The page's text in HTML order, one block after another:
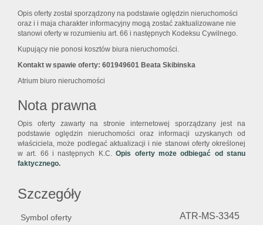
Opis oferty został sporządzony na podstawie oględzin nieruchomości
oraz i i maja charakter informacyjny mogą zostać zaktualizowane nie
stanowi oferty w rozumieniu art. 66 i następnych Kodeksu Cywilnego.
Kupujący nie ponosi kosztów biura nieruchomości.
Kontakt w spawie oferty: 601949601 Beata Skibinska
Atrium biuro nieruchomości
Nota prawna
Opis oferty zawarty na stronie internetowej sporządzany jest na
podstawie oględzin nieruchomości oraz informacji uzyskanych od
właściciela, może podlegać aktualizacji i nie stanowi oferty określonej
w art. 66 i następnych K.C.Opis oferty może odbiegać od stanu
faktycznego.
Szczegóły
Symbol oferty ATR-MS-3345